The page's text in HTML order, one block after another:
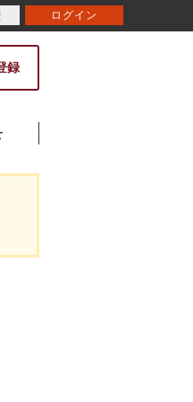
録
ログイン